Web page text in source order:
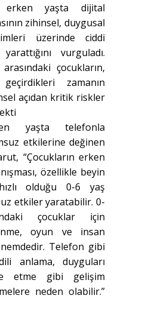
erken yaşta dijital
zihinsel, duygusal
üzerinde ciddi
vurguladı.
çocukların,
zamanın
açıdan kritik riskler
yaşta telefonla
etkilerine değinen
“Çocukların erken
özellikle beyin
olduğu 0-6 yaş
etkiler yaratabilir. 0-
çocuklar için
oyun ve insan
Telefon gibi
anlama, duyguları
etme gibi gelişim
neden olabilir.”